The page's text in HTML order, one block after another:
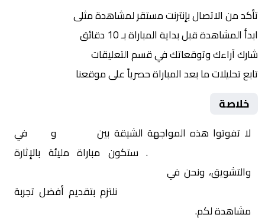
تأكد من الاتصال بإنترنت مستقر لمشاهدة مثلى
ابدأ المشاهدة قبل بداية المباراة بـ 10 دقائق
شارك آراءك وتوقعاتك في قسم التعليقات
تابع تحليلات ما بعد المباراة حصرياً على موقعنا
خلاصة
لا تفوتوا هذه المواجهة الشيقة بين وإنبي
في
. ستكون مباراة مليئة بالإثارة
والتشويق، ونحن في
نلتزم بتقديم أفضل تجربة
مشاهدة لكم.